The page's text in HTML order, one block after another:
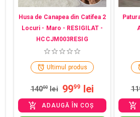
Husa de Canapea din Catifea 2
Locuri - Maro - RESIGILAT -
HCCJM003RESIG
Ultimul produs
14000 lei 9999 lei
ADAUGĂ ÎN COȘ